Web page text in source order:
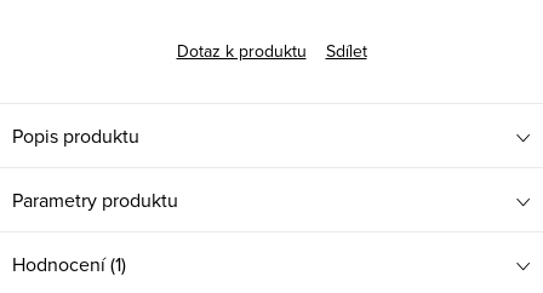
Dotaz k produktu Sdílet
Popis produktu
Parametry produktu
Hodnocení (1)